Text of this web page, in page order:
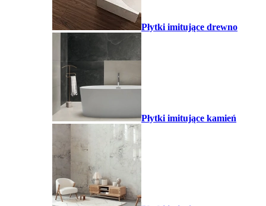
Płytki imitujące drewno
Płytki imitujące kamień